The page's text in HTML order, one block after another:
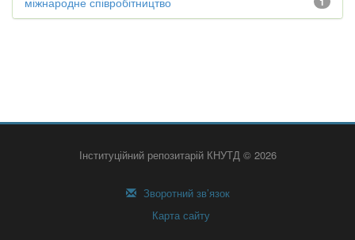
Інституційний репозитарій КНУТД © 2026
Зворотний зв’язок
Карта сайту